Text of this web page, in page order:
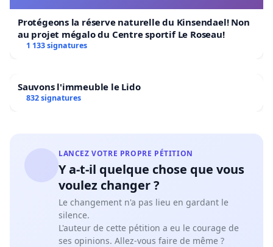
Protégeons la réserve naturelle du Kinsendael! Non
au projet mégalo du Centre sportif Le Roseau!
1 133 signatures
Sauvons l'immeuble le Lido
832 signatures
LANCEZ VOTRE PROPRE PÉTITION
Y a-t-il quelque chose que vous
voulez changer ?
Le changement n'a pas lieu en gardant le
silence.
L'auteur de cette pétition a eu le courage de
ses opinions. Allez-vous faire de même ?